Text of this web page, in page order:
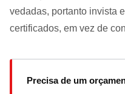
vedadas, portanto invista
certificados, em vez de
Precisa de um